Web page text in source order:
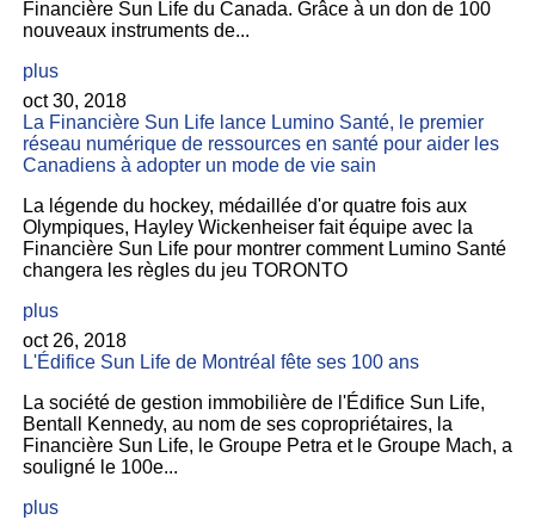
Financière Sun Life du Canada. Grâce à un don de 100
nouveaux instruments de...
plus
oct 30, 2018
La Financière Sun Life lance Lumino Santé, le premier
réseau numérique de ressources en santé pour aider les
Canadiens à adopter un mode de vie sain
La légende du hockey, médaillée d'or quatre fois aux
Olympiques, Hayley Wickenheiser fait équipe avec la
Financière Sun Life pour montrer comment Lumino Santé
changera les règles du jeu TORONTO
plus
oct 26, 2018
L'Édifice Sun Life de Montréal fête ses 100 ans
La société de gestion immobilière de l'Édifice Sun Life,
Bentall Kennedy, au nom de ses copropriétaires, la
Financière Sun Life, le Groupe Petra et le Groupe Mach, a
souligné le 100e...
plus